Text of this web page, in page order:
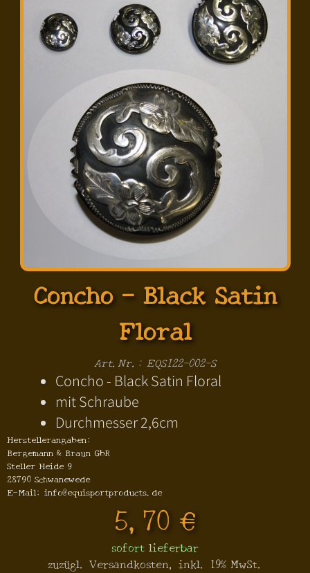
Concho - Black Satin
Floral
Art.Nr.: EQS122-002-S
Concho - Black Satin Floral
mit Schraube
Durchmesser 2,6cm
Herstellerangaben:
Bergemann & Braun GbR
Steller Heide 9
28790 Schwanewede
E-Mail: info@equisportproducts.de
5,70 €
sofort lieferbar
zuzügl. Versandkosten, inkl. 19% MwSt.